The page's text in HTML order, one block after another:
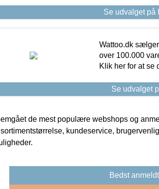
Se udvalget på
Wattoo.dk
over 100.000
Klik her for at se
Se udvalget
de mest populære webshops og
kundeservice,
Bedst